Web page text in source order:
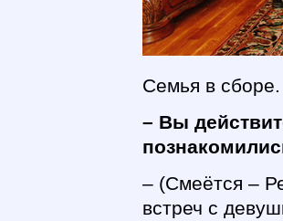
Семья в
– Вы
– (Смеётся –
встреч с